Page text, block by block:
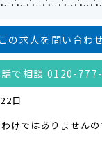
この求人を問い合わ
で相談 0120-
日
けではありません